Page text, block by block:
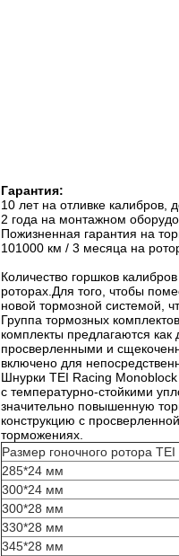
Гарантия:
10 лет на отливке калибров,
2 года на монтажном
Пожизненная гарантия на
101000 км / 3 месяца на
Количество горшков
роторах.Для того, чтобы
новой тормозной системой,
Группа тормозных
комплекты предлагаются
просверленными и
включено для
Шнурки TEI Racing
с температурно-стойкими
значительно повышенную
конструкцию с
торможениях.
Размер гоночного ротора TEI
285*24 мм
300*24 мм
300*28 мм
330*28 мм
345*28 мм